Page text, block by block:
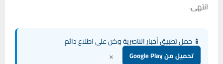
انتهى.
📱 حمل تطبيق أخبار الناصرية وكن على اطلاع دائم
تحميل من Google Play ×